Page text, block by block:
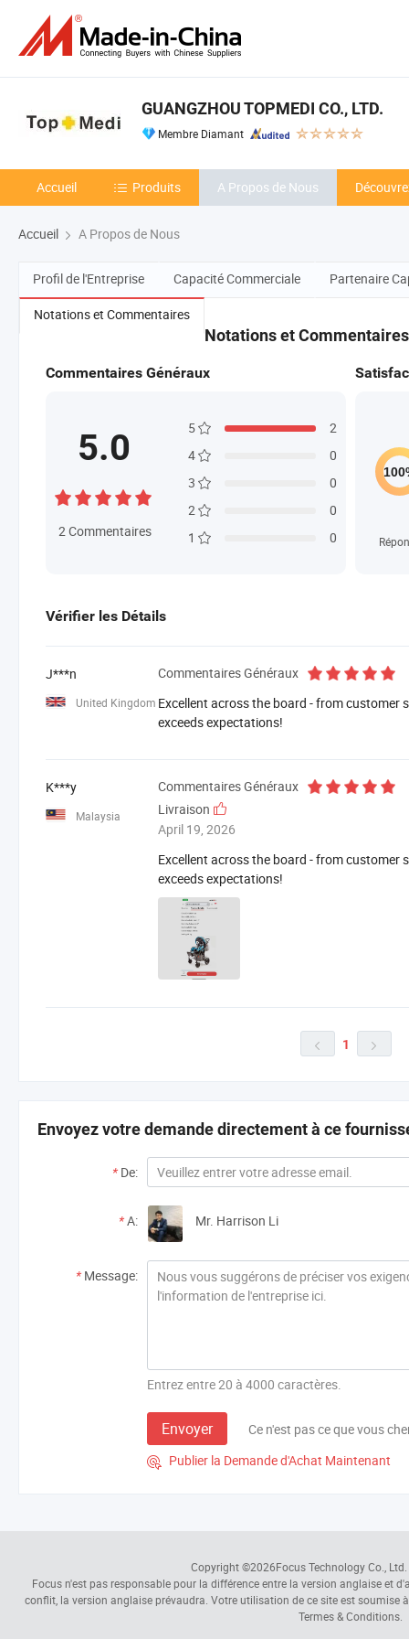
GUANGZHOU TOPMEDI CO., LTD.
Membre Diamant
Accueil Produits A Propos de Nous
Accueil A Propos de Nous
Profil de l'Entreprise Capacité Commerciale Partenaire
Notations et Commentaires
Notations et Commentaires
Commentaires Généraux
5.0
2Commentaires
5
2
4
0
3
0
2
0
1
0
Vérifier les Détails
J***n
United Kingdom
Commentaires Généraux
Excellent across the board - from customer
exceeds expectations!
K***y
Malaysia
Commentaires Généraux
Livraison
April 19, 2026
Excellent across the board - from customer
exceeds expectations!
 1 
Envoyez votre demande directement à ce
* De:
*A: Mr. Harrison Li
* Message:
Entrez entre 20 à 4000 caractères.
Envoyer Ce n'est pas ce que vous
 Publier la Demande d'Achat Maintenant
Copyright ©2026Focus Technology Co., Ltd.
Focus n'est pas responsable pour la différence entre la version anglaise et
conflit, la version anglaise prévaudra. Votre utilisation de ce site est soumise
Termes & Conditions.